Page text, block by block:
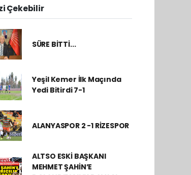
Çekebilir
SÜRE BİTTİ...
Yeşil Kemer İlk Maçında
Yedi Bitirdi 7-1
ALANYASPOR 2 -1 RİZESPOR
ALTSO ESKİ BAŞKANI
MEHMET ŞAHİN’E